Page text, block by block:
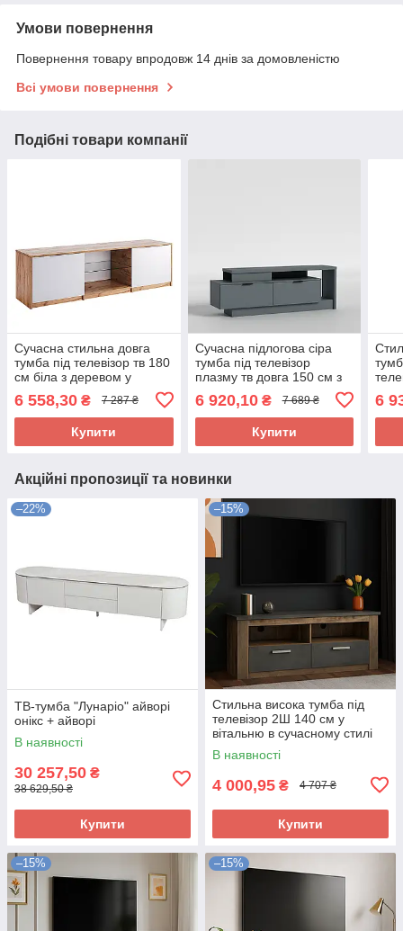
Умови повернення
Повернення товару впродовж 14 днів за домовленістю
Всі умови повернення
Подібні товари компанії
Сучасна стильна довга
тумба під телевізор тв 180
см біла з деревом у
вітальню зал Асті Миро-
Марк
6 558,30 ₴ 7 287 ₴
Купити
Сучасна підлогова сіра
тумба під телевізор
плазму тв довга 150 см з
спальню вітальню зал
Urban Luxe Studio
6 920,10₴ 7 689 ₴
Купити
6
Акційні пропозиції та новинки
–22%
ТВ-тумба "Лунаріо" айворі
онікс + айворі
В наявності
30 257,50 ₴
38 629,50 ₴
Купити
–15%
Стильна висока тумба під
телевізор 2Ш 140 см у
вітальню в сучасному стилі
Джорджіа Мебель Сервіс
В наявності
4 000,95 ₴ 4 707 ₴
Купити
–15% –15%